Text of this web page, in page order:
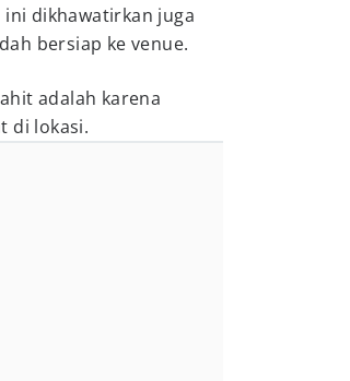
dikhawatirkan juga
bersiap ke venue.
adalah karena
di lokasi.